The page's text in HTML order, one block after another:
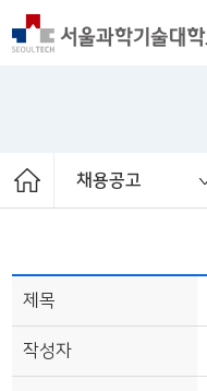
채용공고
제목
작성자